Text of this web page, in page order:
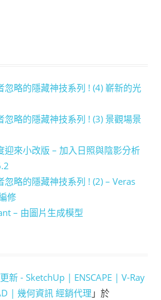
忽略的隱藏神技系列 ! (4) 嶄新的光
忽略的隱藏神技系列 ! (3) 景觀場景
來小改版 – 加入日照與陰影分析
忽略的隱藏神技系列 ! (2) – Veras
修
– 由圖片生成模型
新 - SketchUp | ENSCAPE | V-Ray
| 幾何資訊 經銷代理 」於